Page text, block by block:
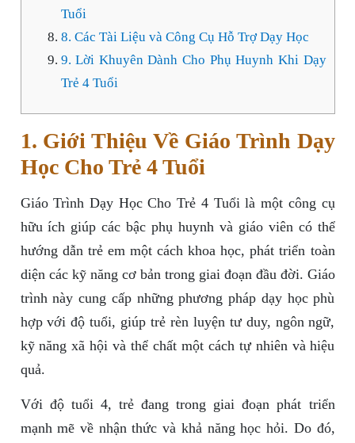
Tuổi
8. Các Tài Liệu và Công Cụ Hỗ Trợ Dạy Học
9. Lời Khuyên Dành Cho Phụ Huynh Khi Dạy
Trẻ 4 Tuổi
1. Giới Thiệu Về Giáo Trình Dạy
Học Cho Trẻ 4 Tuổi
Giáo Trình Dạy Học Cho Trẻ 4 Tuổi là một công cụ
hữu ích giúp các bậc phụ huynh và giáo viên có thể
hướng dẫn trẻ em một cách khoa học, phát triển toàn
diện các kỹ năng cơ bản trong giai đoạn đầu đời. Giáo
trình này cung cấp những phương pháp dạy học phù
hợp với độ tuổi, giúp trẻ rèn luyện tư duy, ngôn ngữ,
kỹ năng xã hội và thể chất một cách tự nhiên và hiệu
quả.
Với độ tuổi 4, trẻ đang trong giai đoạn phát triển
mạnh mẽ về nhận thức và khả năng học hỏi. Do đó,